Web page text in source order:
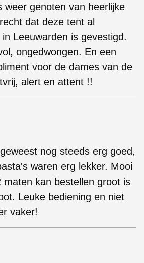
weer genoten van heerlijke
dat deze tent al
Leeuwarden is gevestigd.
ongedwongen. En een
voor de dames van de
alert en attent !!
nog steeds erg goed,
waren erg lekker. Mooi
maten kan bestellen groot is
Leuke bediening en niet
vaker!